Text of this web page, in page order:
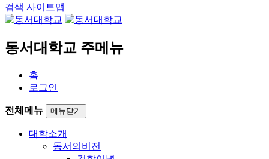
검색 사이트맵
동서대학교 주메뉴
홈
로그인
전체메뉴 메뉴닫기
대학소개
동서의비전